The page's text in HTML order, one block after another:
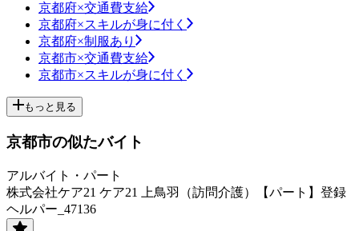
京都府×交通費支給
京都府×スキルが身に付く
京都府×制服あり
京都市×交通費支給
京都市×スキルが身に付く
もっと見る
京都市の似たバイト
アルバイト・パート
株式会社ケア21 ケア21 上鳥羽（訪問介護）【パート】登録
ヘルパー_47136